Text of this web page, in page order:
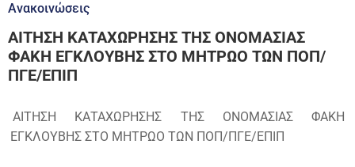
Ανακοινώσεις
ΑΙΤΗΣΗ ΚΑΤΑΧΩΡΗΣΗΣ ΤΗΣ ΟΝΟΜΑΣΙΑΣ
ΦΑΚΗ ΕΓΚΛΟΥΒΗΣ ΣΤΟ ΜΗΤΡΩΟ ΤΩΝ ΠΟΠ/
ΠΓΕ/ΕΠΙΠ
ΑΙΤΗΣΗ ΚΑΤΑΧΩΡΗΣΗΣ ΤΗΣ ΟΝΟΜΑΣΙΑΣ ΦΑΚΗ
ΕΓΚΛΟΥΒΗΣ ΣΤΟ ΜΗΤΡΩΟ ΤΩΝ ΠΟΠ/ΠΓΕ/ΕΠΙΠ